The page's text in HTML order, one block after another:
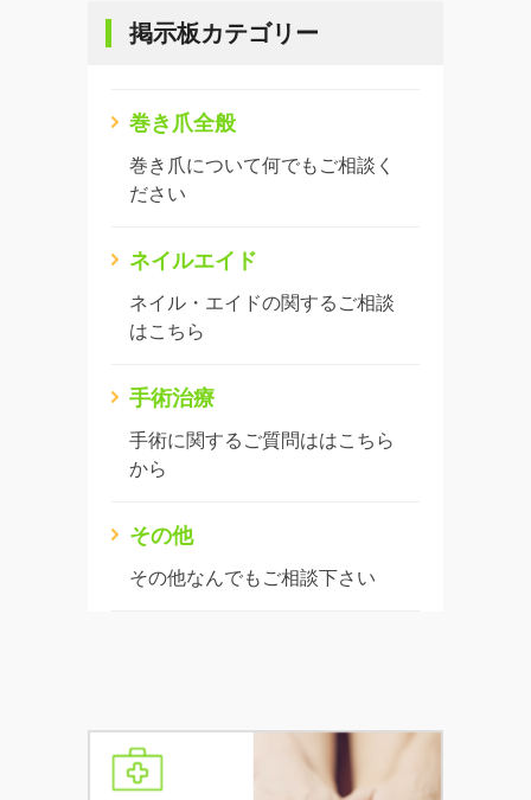
掲示板カテゴリー
巻き爪全般
巻き爪について何でもご相談く
ださい
ネイルエイド
ネイル・エイドの関するご相談
はこちら
手術治療
手術に関するご質問ははこちら
から
その他
その他なんでもご相談下さい